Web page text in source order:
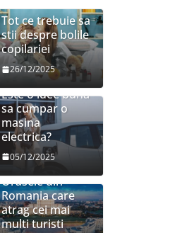
Tot ce trebuie sa
stii despre bolile
copilariei
26/12/2025
Este o idee buna
sa cumpar o
masina
electrica?
05/12/2025
Orasele din
Romania care
atrag cei mai
multi turisti